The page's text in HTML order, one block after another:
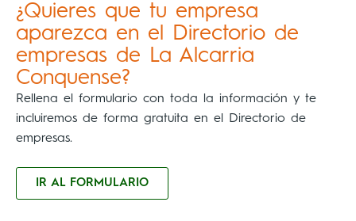
¿Quieres que tu empresa
aparezca en el Directorio de
empresas de La Alcarria
Conquense?
Rellena el formulario con toda la información y te
incluiremos de forma gratuita en el Directorio de
empresas.
IR AL FORMULARIO